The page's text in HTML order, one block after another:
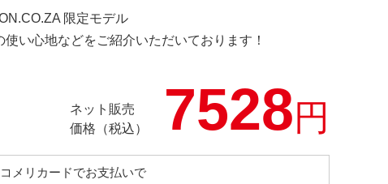
限定モデル
い心地などをご紹介いただいております！
ネット販売
価格（税込）
7528円
メリカードでお支払いで